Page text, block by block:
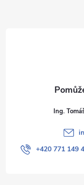
Ing.
+420 771 149